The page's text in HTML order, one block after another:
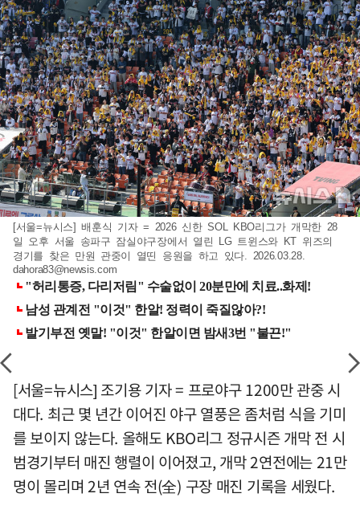
[서울=뉴시스] 배훈식 기자 = 2026 신한 SOL KBO리그가 개막한 28
일 오후 서울 송파구 잠실야구장에서 열린 LG 트윈스와 KT 위즈의
경기를 찾은 만원 관중이 열띤 응원을 하고 있다. 2026.03.28.
dahora83@newsis.com
[서울=뉴시스] 조기용 기자 = 프로야구 1200만 관중 시
대다. 최근 몇 년간 이어진 야구 열풍은 좀처럼 식을 기미
를 보이지 않는다. 올해도 KBO리그 정규시즌 개막 전 시
범경기부터 매진 행렬이 이어졌고, 개막 2연전에는 21만
명이 몰리며 2년 연속 전(全) 구장 매진 기록을 세웠다.